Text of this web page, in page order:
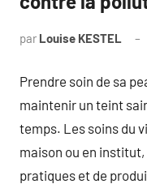
par Louise KESTEL
Prendre soin de sa
maintenir un teint
temps. Les soins du
maison ou en
pratiques et de